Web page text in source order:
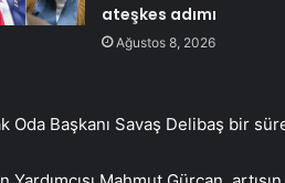
ateşkes adımı
Ağustos 8, 2026
Oda Başkanı Savaş Delibaş bir